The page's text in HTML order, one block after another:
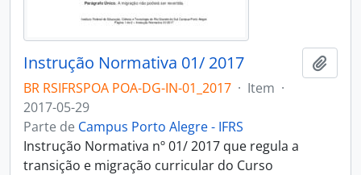
Instrução Normativa 01/ 2017
BR RSIFRSPOA POA-DG-IN-01_2017 · Item ·
2017-05-29
Parte de Campus Porto Alegre - IFRS
Instrução Normativa nº 01/ 2017 que regula a
transição e migração curricular do Curso